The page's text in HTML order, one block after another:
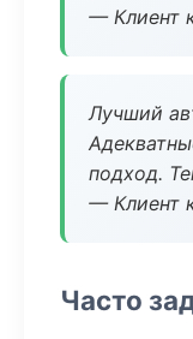
— Клиент
Лучший
подход.
— Клиент
Часто